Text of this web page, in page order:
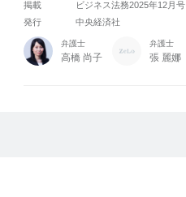
掲載
ビジネス法務2025年12月号
発行
中央経済社
弁護士
高橋 尚子
弁護士
張 麗娜